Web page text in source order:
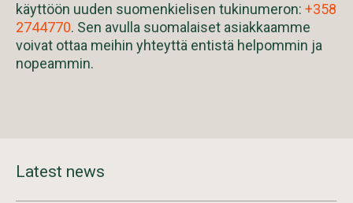
käyttöön uuden suomenkielisen tukinumeron: +358
2744770. Sen avulla suomalaiset asiakkaamme
voivat ottaa meihin yhteyttä entistä helpommin ja
nopeammin.
Latest news